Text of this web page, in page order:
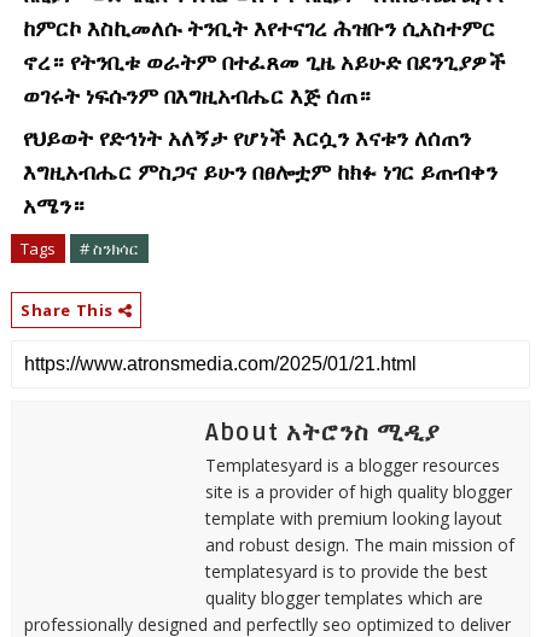
ከምርኮ እስኪመለሱ ትንቢት እየተናገረ ሕዝቡን ሲአስተምር
ኖረ። የትንቢቱ ወራትም በተፈጸመ ጊዜ አይሁድ በደንጊያዎች
ወገሩት ነፍሱንም በእግዚአብሔር እጅ ሰጠ።
የህይወት የድኅነት አለኝታ የሆነች እርሷን እናቱን ለሰጠን
እግዚአብሔር ምስጋና ይሁን በፀሎቷም ከክፉ ነገር ይጠብቀን
አሜን።
Tags # ስንክሳር
Share This
About አትሮንስ ሚዲያ
Templatesyard is a blogger resources
site is a provider of high quality blogger
template with premium looking layout
and robust design. The main mission of
templatesyard is to provide the best
quality blogger templates which are
professionally designed and perfectlly seo optimized to deliver